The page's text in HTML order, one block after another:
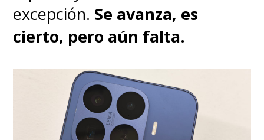
positivo que agregue buenas
funciones de IA, peropunto
actualizaciones de sistema
operativoen comparación a la
competencia. Su precio actual
excepción. Se avanza, es
cierto, pero aún falta.